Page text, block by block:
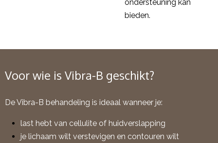
ondersteuning kan
bieden.
Voor wie is Vibra-B geschikt?
De Vibra-B behandeling is ideaal wanneer je:
last hebt van cellulite of huidverslapping
je lichaam wilt verstevigen en contouren wilt